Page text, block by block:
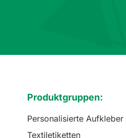
Produktgruppen:
Personalisierte Aufkleber
Textiletiketten